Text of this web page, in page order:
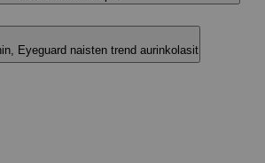
Eyeguard naisten trend aurinkolasit